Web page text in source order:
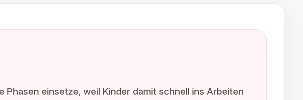
einsetze, weil Kinder damit schnell ins Arbeiten